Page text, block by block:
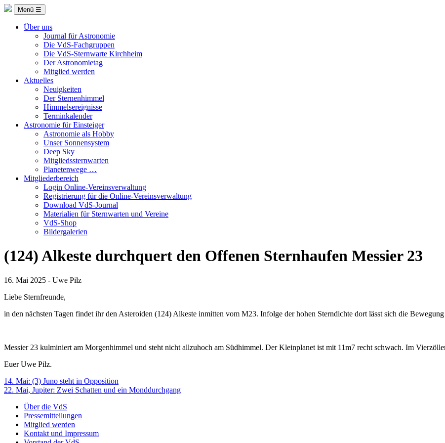
Menü ☰
Über uns
Journal für Astronomie
Die VdS-Fachgruppen
Die VdS-Sternwarte Kirchheim
Der Astronomietag
Mitglied werden
Aktuelles
Neuigkeiten
Der Sternenhimmel
Himmelsereignisse
Terminkalender
Astronomie für Einsteiger
Astronomie als Hobby
Unser Sonnensystem
Deep Sky
Mitgliedssternwarten
Planetenwege …
Mitgliederbereich
Login Online-Vereinsverwaltung
Registrierung für die Online-Vereinsverwaltung
Download VdS-Journal
Materialien für Sternwarten und Vereine
VdS-Shop
Bildergalerien
(124) Alkeste durchquert den Offenen Sternhaufen Messier 23
16. Mai 2025 - Uwe Pilz
Liebe Sternfreunde,
in den nächsten Tagen findet ihr den Asteroiden (124) Alkeste inmitten vom M23. Infolge der hohen Sterndichte dort lässt sich die
Messier 23 kulminiert am Morgenhimmel und steht nicht allzuhoch am Südhimmel. Der Kleinplanet ist mit 11m7 recht schwach. Im
Euer Uwe Pilz.
Beitragsnavigation
14. Mai: (3) Juno steht in Opposition
22. Mai, Jupiter: Zwei Schatten und ein Monddurchgang
Über die VdS
Pressemitteilungen
Mitglied werden
Kontakt und Impressum